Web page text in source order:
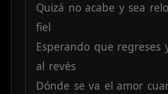
Quizá no acabe y sea
fiel
Esperando que regreses
al revés
Dónde se va el amor